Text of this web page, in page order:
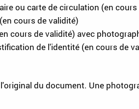
ou carte de circulation (en
cours de validité)
cours de validité) avec
de l'identité (en cours de
du document. Une